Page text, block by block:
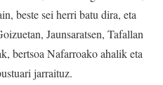
beste sei herri batu dira, eta
Jaunsaratsen, Tafallan
bertsoa Nafarroako ahalik eta
jarraituz.